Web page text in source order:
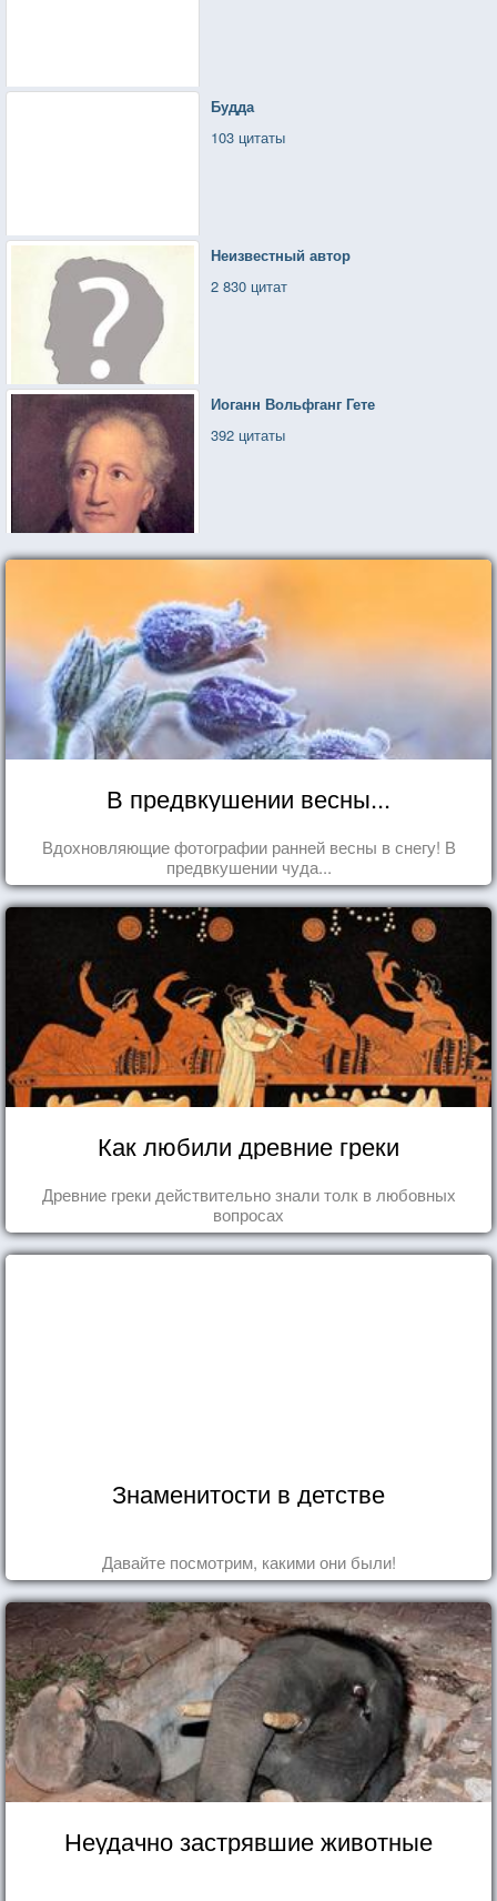
Будда
103 цитаты
Неизвестный автор
2 830 цитат
Иоганн Вольфганг Гете
392 цитаты
В предвкушении весны...
Вдохновляющие фотографии ранней весны в снегу! В
предвкушении чуда...
Как любили древние греки
Древние греки действительно знали толк в любовных
вопросах
Знаменитости в детстве
Давайте посмотрим, какими они были!
Неудачно застрявшие животные